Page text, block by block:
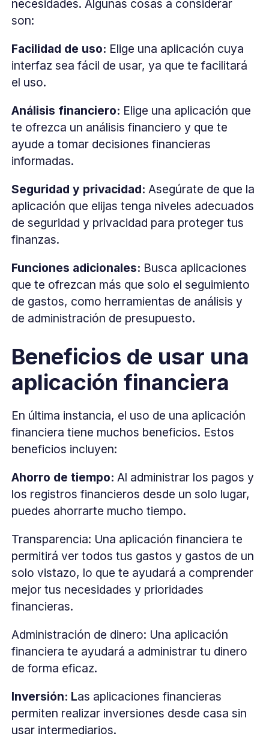
necesidades. Algunas cosas a considerar
son:
Facilidad de uso: Elige una aplicación cuya
interfaz sea fácil de usar, ya que te facilitará
el uso.
Análisis financiero: Elige una aplicación que
te ofrezca un análisis financiero y que te
ayude a tomar decisiones financieras
informadas.
Seguridad y privacidad: Asegúrate de que la
aplicación que elijas tenga niveles adecuados
de seguridad y privacidad para proteger tus
finanzas.
Funciones adicionales: Busca aplicaciones
que te ofrezcan más que solo el seguimiento
de gastos, como herramientas de análisis y
de administración de presupuesto.
Beneficios de usar una
aplicación financiera
En última instancia, el uso de una aplicación
financiera tiene muchos beneficios. Estos
beneficios incluyen:
Ahorro de tiempo:Al administrar los pagos y
los registros financieros desde un solo lugar,
puedes ahorrarte mucho tiempo.
Transparencia: Una aplicación financiera te
permitirá ver todos tus gastos y gastos de un
solo vistazo, lo que te ayudará a comprender
mejor tus necesidades y prioridades
financieras.
Administración de dinero: Una aplicación
financiera te ayudará a administrar tu dinero
de forma eficaz.
Inversión: Las aplicaciones financieras
permiten realizar inversiones desde casa sin
usar intermediarios.